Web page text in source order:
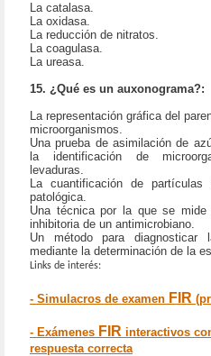
La catalasa.
La oxidasa.
La reducción de nitratos.
La coagulasa.
La ureasa.
15. ¿Qué es un auxonograma?:
La representación gráfica del
microorganismos.
Una prueba de asimilación de
la identificación de
levaduras.
La cuantificación de
patológica.
Una técnica por la que se mide
inhibitoria de un antimicrobiano.
Un método para diagnosticar
mediante la determinación de la
Links de interés:
- Simulacros de examen FIR
- Exámenes FIR interactivos
respuesta correcta